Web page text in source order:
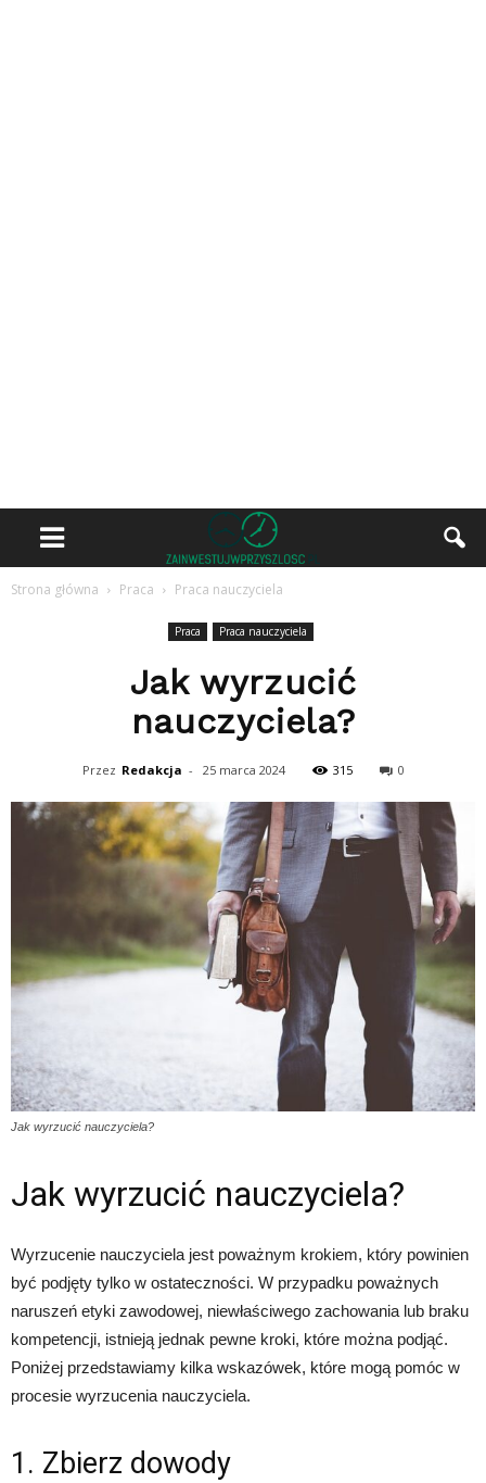
Strona główna Praca Praca nauczyciela
Praca Praca nauczyciela
Jak wyrzucić
nauczyciela?
Przez Redakcja - 25 marca 2024 315 0
Jak wyrzucić nauczyciela?
Jak wyrzucić nauczyciela?
Wyrzucenie nauczyciela jest poważnym krokiem, który powinien
być podjęty tylko w ostateczności. W przypadku poważnych
naruszeń etyki zawodowej, niewłaściwego zachowania lub braku
kompetencji, istnieją jednak pewne kroki, które można podjąć.
Poniżej przedstawiamy kilka wskazówek, które mogą pomóc w
procesie wyrzucenia nauczyciela.
1. Zbierz dowody